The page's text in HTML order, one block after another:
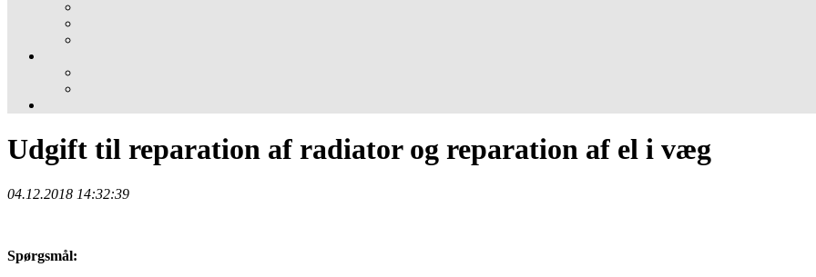
Udgift til reparation af radiator og reparation af el i væg
04.12.2018 14:32:39
Spørgsmål: